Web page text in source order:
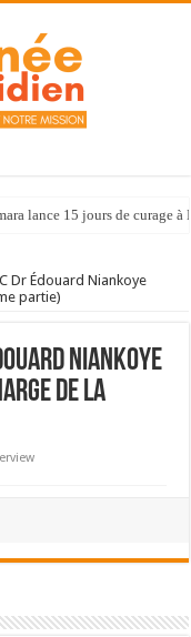
lance 15 jours de curage à
Dr Édouard Niankoye
partie)
Niankoye
de la